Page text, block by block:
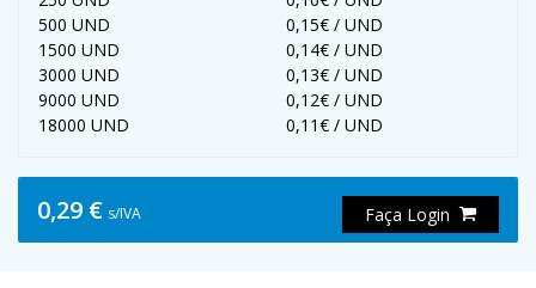
500 UND
0,15€ / UND
1500 UND
0,14€ / UND
3000 UND
0,13€ / UND
9000 UND
0,12€ / UND
18000 UND
0,11€ / UND
0,29 € s/IVA Faça Login